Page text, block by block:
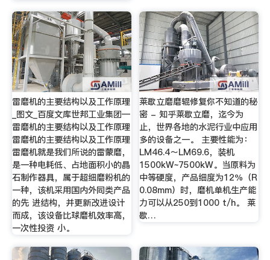
雷磨机的主要结构以及工作原理
_图文_百度文库世邦工业集团—
雷磨机的主要结构以及工作原理
雷磨机的主要结构以及工作原理
雷磨机就是我们所说的雷蒙磨，
是一种电耗低、占地面积小的晶
石制作器具，属于超细磨粉机的
一种，该机采用国内外同类产品
的先 进结构，并更新改进设计
而成，该设备比球磨机效率高，
一次性投资 小。
莱歇立磨磨辊修复你不知道的秘
密 - 知乎莱歇立磨，迄今为
止，世界各地的水泥行业中应用
多的设备之一。 主要性能为：
LM46.4～LM69.6，装机
1500kW~7500kW。当原料为
中等硬度，产品细度为12％（R
0.08mm）时，磨机单机生产能
力可以从250到1000 t/h。 莱
歇…